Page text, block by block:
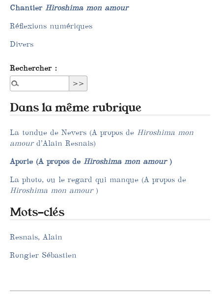
Chantier Hiroshima mon amour
Réflexions numériques
Divers
Rechercher :
Dans la même rubrique
La tondue de Nevers (A propos de Hiroshima mon
amour d’Alain Resnais)
Aporie (A propos de Hiroshima mon amour )
La photo, ou le regard qui manque (A propos de
Hiroshima mon amour )
Mots-clés
Resnais, Alain
Rongier Sébastien